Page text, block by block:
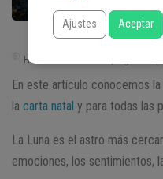
Hora de Buenos Aires | Argentina
En este artículo conocemos
la carta natal y para todas las
La Luna es el astro más
emociones, los sentimientos,
Ajustes Aceptar